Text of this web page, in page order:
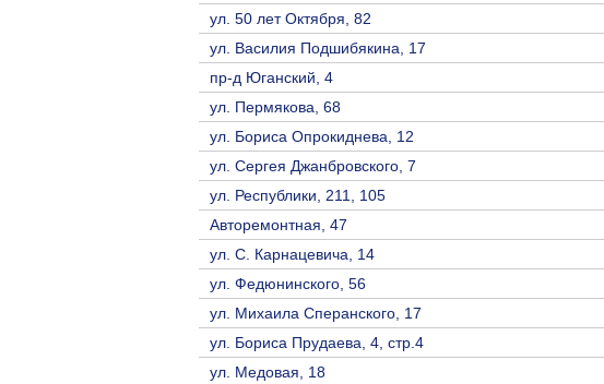
ул. 50 лет Октября, 82
ул. Василия Подшибякина, 17
пр-д Юганский, 4
ул. Пермякова, 68
ул. Бориса Опрокиднева, 12
ул. Сергея Джанбровского, 7
ул. Республики, 211, 105
Авторемонтная, 47
ул. С. Карнацевича, 14
ул. Федюнинского, 56
ул. Михаила Сперанского, 17
ул. Бориса Прудаева, 4, стр.4
ул. Медовая, 18